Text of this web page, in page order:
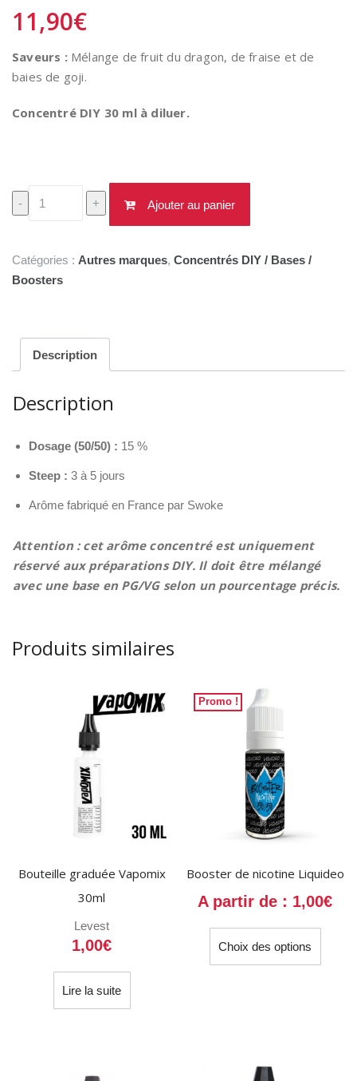
11,90€
Saveurs : Mélange de fruit du dragon, de fraise et de
baies de goji.
Concentré DIY 30 ml à diluer.
-
quantité
de
Drago
30ml
+ Ajouter au panier
Catégories : Autres marques, Concentrés DIY / Bases /
Boosters
Description
Description
Dosage (50/50) : 15 %
Steep : 3 à 5 jours
Arôme fabriqué en France par Swoke
Attention : cet arôme concentré est uniquement
réservé aux préparations DIY. Il doit être mélangé
avec une base en PG/VG selon un pourcentage précis.
Produits similaires
Bouteille graduée Vapomix
30ml
Levest
1,00€
Lire la suite
Promo !
Booster de nicotine Liquideo
A partir de : 1,00€
Choix des options
Ce
a